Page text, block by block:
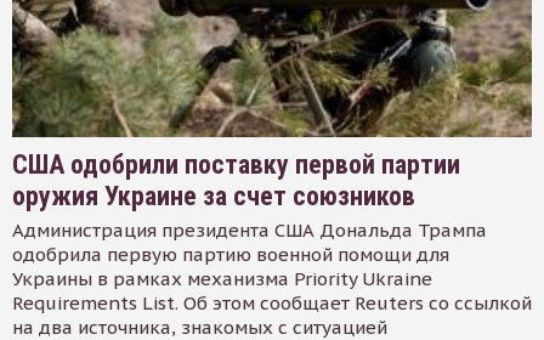
США одобрили поставку первой партии
оружия Украине за счет союзников
Администрация президента США Дональда Трампа
одобрила первую партию военной помощи для
Украины в рамках механизма Priority Ukraine
Requirements List. Об этом сообщает Reuters со ссылкой
на два источника, знакомых с ситуацией